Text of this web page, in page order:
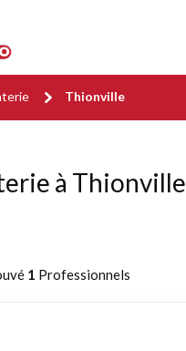
Thionville
à Thionville
1 Professionnels